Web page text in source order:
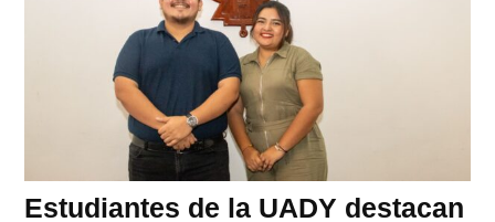
Estudiantes de la UADY destacan